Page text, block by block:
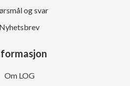
og svar
Nyhetsbrev
Om LOG